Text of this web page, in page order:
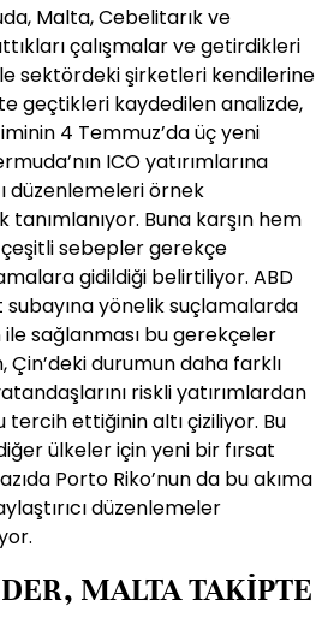
Malta, Cebelitarık ve
çalışmalar ve getirdikleri
sektördeki şirketleri kendilerine
geçtikleri kaydedilen analizde,
4 Temmuz’da üç yeni
ICO yatırımlarına
düzenlemeleri örnek
Buna karşın hem
çeşitli sebepler gerekçe
gidildiği belirtiliyor. ABD
subayına yönelik suçlamalarda
sağlanması bu gerekçeler
Çin’deki durumun daha farklı
riskli yatırımlardan
tercih ettiğinin altı çiziliyor. Bu
ülkeler için yeni bir fırsat
Porto Riko’nun da bu akıma
düzenlemeler
MALTA TAKİPTE